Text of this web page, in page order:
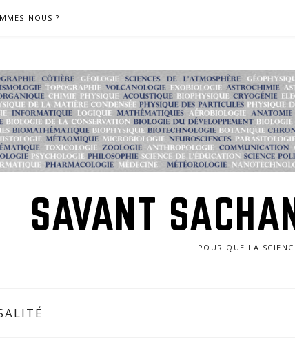
NOUS ?
SAVANT
POUR QUE LA